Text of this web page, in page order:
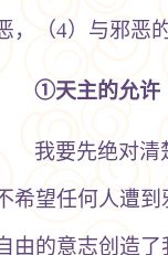
，（4） 与邪恶
①天主的允许
我要先绝对清
希望任何人遭
由的意志创造